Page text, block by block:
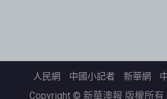
人民網 中國小記者 新華網
Copyright © 新華澳報 版權所有